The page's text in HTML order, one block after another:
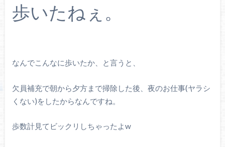
歩いたねぇ。
なんでこんなに歩いたか、と言うと、
欠員補充で朝から夕方まで掃除した後、夜のお仕事(ヤラシ
くない)をしたからなんですね。
歩数計見てビックリしちゃったよw